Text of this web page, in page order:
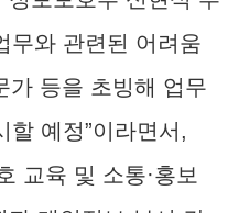
무와 관련된 어려움
가 등을 초빙해 업무
할 예정”이라면서,
교육 및 소통·홍보